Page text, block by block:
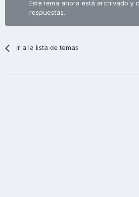
Este tema ahora está archivado y
respuestas.
Ir a la lista de temas